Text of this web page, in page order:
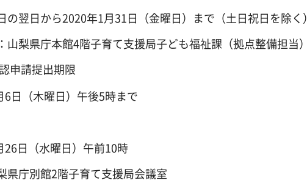
の翌日から2020年1月31日（金曜日）まで（土日祝日を除く）
山梨県庁本館4階子育て支援局子ども福祉課（拠点整備担当）
申請提出期限
日（木曜日）午後5時まで
26日（水曜日）午前10時
県庁別館2階子育て支援局会議室